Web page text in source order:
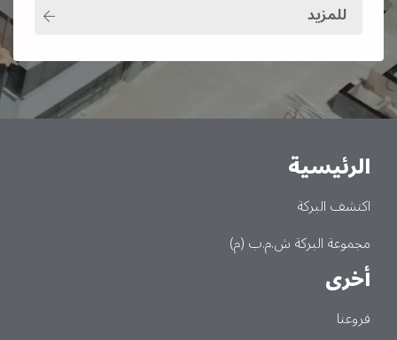
للمزيد
Main
الرئيسية
اكتشف البركة
مجموعة البركة ش.م.ب (م)
أخرى
فروعنا